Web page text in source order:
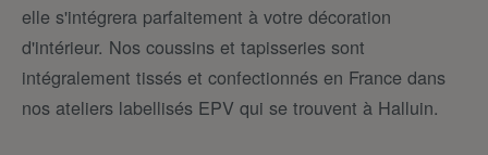
elle s'intégrera parfaitement à votre décoration
d'intérieur. Nos coussins et tapisseries sont
intégralement tissés et confectionnés en France dans
nos ateliers labellisés EPV qui se trouvent à Halluin.